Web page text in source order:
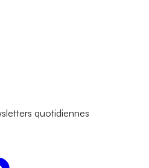
quotidiennes